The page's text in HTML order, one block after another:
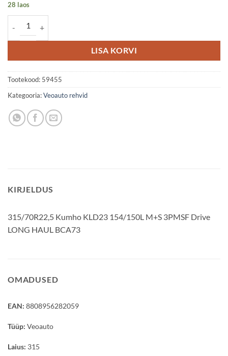
28 laos
LISA KORVI
Tootekood: 59455
Kategooria:Veoauto rehvid
KIRJELDUS
315/70R22,5 Kumho KLD23 154/150L M+S 3PMSF Drive
LONG HAUL BCA73
OMADUSED
EAN: 8808956282059
Tüüp: Veoauto
Laius: 315